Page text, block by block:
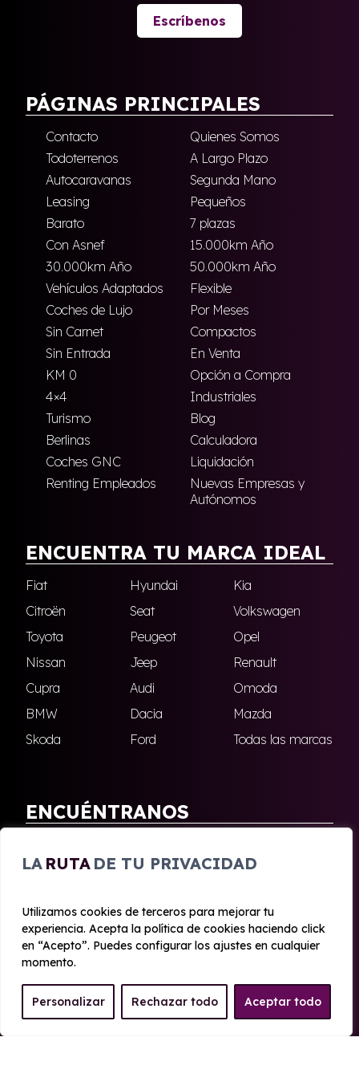
LA RUTA DE TU PRIVACIDAD
Utilizamos cookies de terceros para mejorar tu
experiencia. Acepta la política de cookies haciendo click
en “Acepto”. Puedes configurar los ajustes en cualquier
momento.
Personalizar Rechazar todo Aceptar todo
Escríbenos
PÁGINAS PRINCIPALES
Contacto
Quienes Somos
Todoterrenos
A Largo Plazo
Autocaravanas
Segunda Mano
Leasing
Pequeños
Barato
7 plazas
Con Asnef
15.000km Año
30.000km Año
50.000km Año
Vehículos Adaptados
Flexible
Coches de Lujo
Por Meses
Sin Carnet
Compactos
Sin Entrada
En Venta
KM 0
Opción a Compra
4×4
Industriales
Turismo
Blog
Berlinas
Calculadora
Coches GNC
Liquidación
Renting Empleados
Nuevas Empresas y
Autónomos
ENCUENTRA TU MARCA IDEAL
Fiat Hyundai
Kia
Citroën
Seat
Volkswagen
Toyota
Peugeot
Opel
Nissan
Jeep
Renault
Cupra
Audi
Omoda
BMW
Dacia
Mazda
Skoda
Ford Todas las marcas
ENCUÉNTRANOS
Marbella
Nerja
© 2020 - 2026 Malagueta Renting
Aviso legal y Privacidad